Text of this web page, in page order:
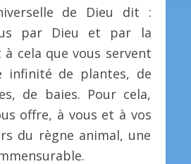
de Dieu dit :
par Dieu et par la
à cela que vous servent
infinité de plantes, de
de baies. Pour cela,
offre, à vous et à vos
du règne animal, une